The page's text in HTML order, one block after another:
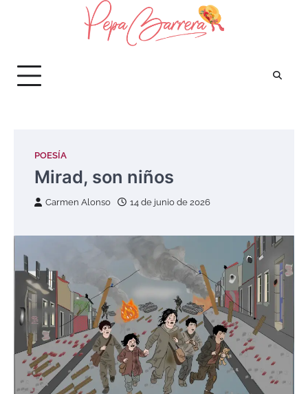
POESÍA
Mirad, son niños
Carmen Alonso 14 de junio de 2026